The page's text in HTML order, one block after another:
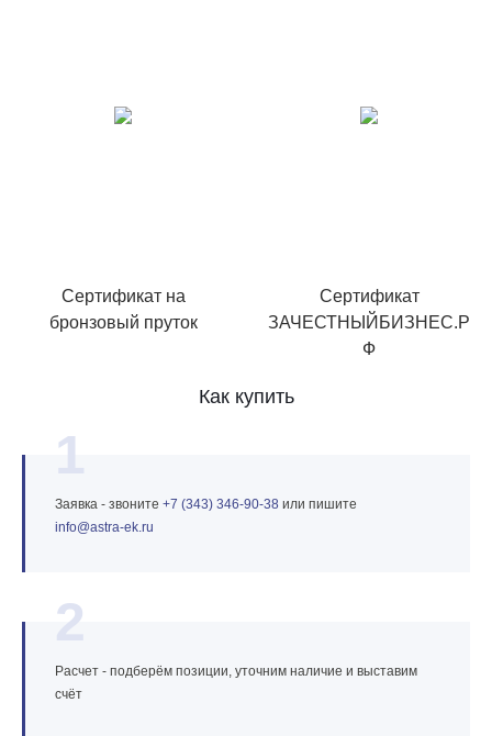
Сертификат на
бронзовый пруток
Сертификат
ЗАЧЕСТНЫЙБИЗНЕС.Р
Ф
Как купить
1
Заявка - звоните +7 (343) 346‑90‑38 или пишите
info@astra‑ek.ru
2
Расчет - подберём позиции, уточним наличие и выставим
счёт